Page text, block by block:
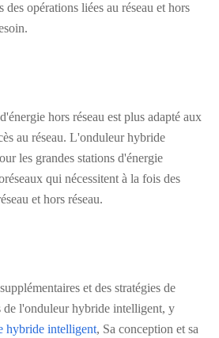
opérations liées au réseau et hors
hors réseau est plus adapté aux
au réseau. L'onduleur hybride
les grandes stations d'énergie
qui nécessitent à la fois des
et hors réseau.
et des stratégies de
de l'onduleur hybride intelligent, y
hybride intelligent, Sa conception et sa